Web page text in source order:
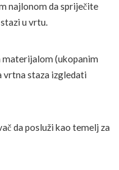
najlonom da spriječite
u vrtu.
(ukopanim
vrtna staza izgledati
da posluži kao temelj za